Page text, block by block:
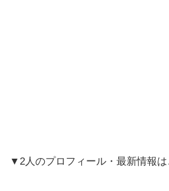
▼2人のプロフィール・最新情報